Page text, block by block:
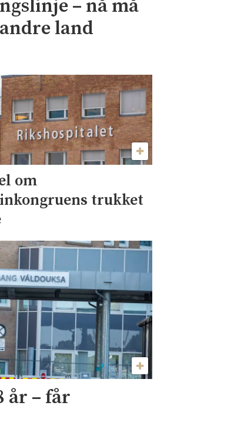
– nå må
land
om
trukket
år – får